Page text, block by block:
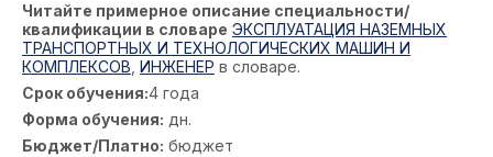
Читайте примерное описание специальности/
квалификации в словаре ЭКСПЛУАТАЦИЯ НАЗЕМНЫХ
ТРАНСПОРТНЫХ И ТЕХНОЛОГИЧЕСКИХ МАШИН И
КОМПЛЕКСОВ ИНЖЕНЕР в словаре.
Срок обучения:4 года
Форма обучения: дн.
Бюджет/Платно: бюджет